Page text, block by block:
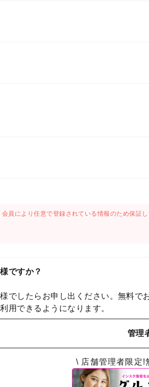
員により任意で登録されている情報のため保
ですか？
でしたらお申し出ください。無料で
用できるようになります。
管理
\ 店舗管理者限定!